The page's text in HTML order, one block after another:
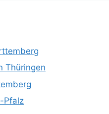
Thüringen
Pfalz